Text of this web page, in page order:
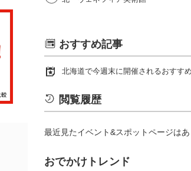
おすすめ記事
北海道で今週末に開催されるおすす
閲覧履歴
最近見たイベント&スポットページはあ
おでかけトレンド